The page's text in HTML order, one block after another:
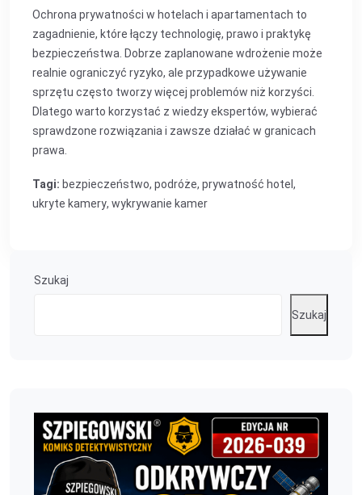
Ochrona prywatności w hotelach i apartamentach to
zagadnienie, które łączy technologię, prawo i praktykę
bezpieczeństwa. Dobrze zaplanowane wdrożenie może
realnie ograniczyć ryzyko, ale przypadkowe używanie
sprzętu często tworzy więcej problemów niż korzyści.
Dlatego warto korzystać z wiedzy ekspertów, wybierać
sprawdzone rozwiązania i zawsze działać w granicach
prawa.
Tagi: bezpieczeństwo, podróże, prywatność hotel ,
ukryte kamery, wykrywanie kamer
Szukaj
Szukaj